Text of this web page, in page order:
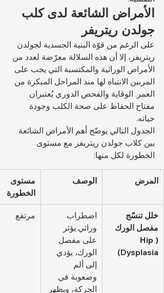
الأمراض الشائعة لدى كلب
جولدن ريتريفر
على الرغم من قوّة البنية الجسدية لجولدن
ريتريفر، إلا أن هذه السلالة معرّضة لعدد من
الأمراض الوراثية والمكتسبة التي يجب على
المربين الانتباه لها منذ المراحل المبكرة من
العمر. الوقاية والفحص الدوري يُعتبران
مفتاح الحفاظ على صحة الكلب وجودة
حياته.
الجدول التالي يوضّح أهم الأمراض الشائعة
بين كلاب جولدن ريتريفر مع مستوى
الخطورة لكل منها:
المرض الوصف
مستوى
الخطورة
خلل تنسّج
مفصل الورك
(Hip
Dysplasia)
اضطراب
وراثي يؤثر
على مفصل
الورك، يؤدي
إلى ألم
وصعوبة في
الحركة، ويظهر
مرتفع